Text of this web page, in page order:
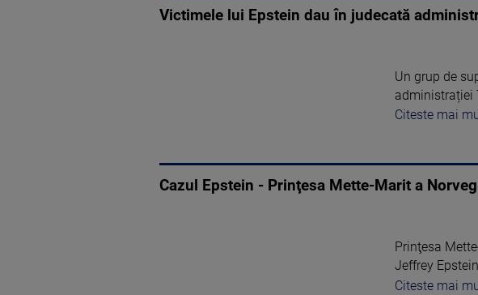
Victimele lui Epstein dau în judecată
Un grup de
administrației
Citeste mai
Cazul Epstein - Prinţesa Mette-Marit a
Prinţesa
Jeffrey
Citeste mai